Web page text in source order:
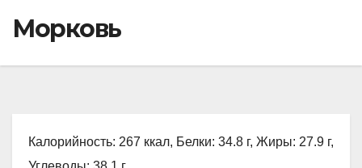
Морковь
Калорийность: 267 ккал, Белки: 34.8 г, Жиры: 27.9 г,